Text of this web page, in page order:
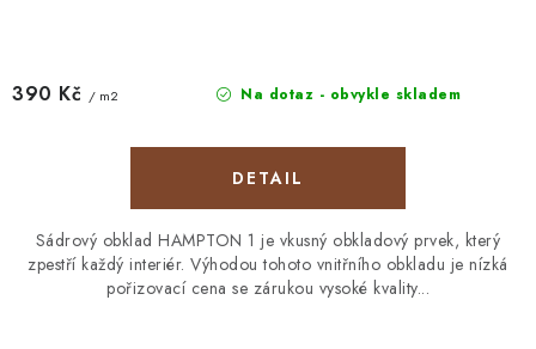
Na dotaz - obvykle skladem
390 Kč / m2
Sádrový obklad HAMPTON 1 je vkusný obkladový prvek, který
zpestří každý interiér. Výhodou tohoto vnitřního obkladu je nízká
pořizovací cena se zárukou vysoké kvality...